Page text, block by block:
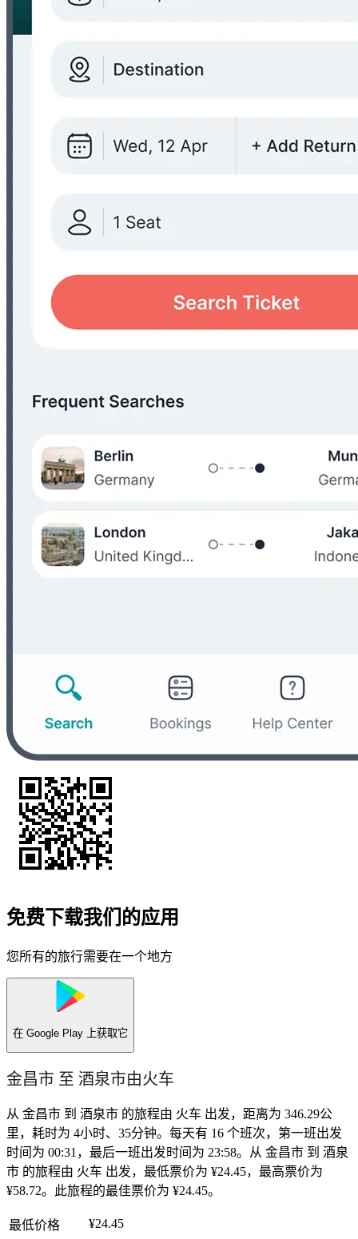
免费下载我们的应用
您所有的旅行需要在一个地方
在 Google Play 上获取它
金昌市 至 酒泉市由火车
从 金昌市 到 酒泉市 的旅程由 火车 出发，距离为 346.29公
里，耗时为 4小时、35分钟。每天有 16 个班次，第一班出发
时间为 00:31，最后一班出发时间为 23:58。从 金昌市 到 酒泉
市 的旅程由 火车 出发，最低票价为 ¥24.45，最高票价为
¥58.72。此旅程的最佳票价为 ¥24.45。
最低价格
¥24.45